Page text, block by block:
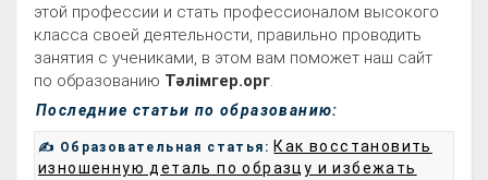
этой профессии и стать профессионалом высокого
класса своей деятельности, правильно проводить
занятия с учениками, в этом вам поможет наш сайт
по образованию Тәлімгер.орг.
Последние статьи по образованию:
✍ Образовательная статья: Как восстановить
изношенную деталь по образцу и избежать